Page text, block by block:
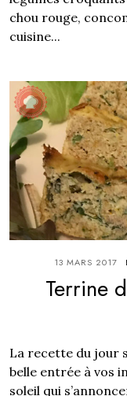
chou rouge,
cuisine...
13 MARS 2017
Terrine
La recette du jour
belle entrée à vos
soleil qui